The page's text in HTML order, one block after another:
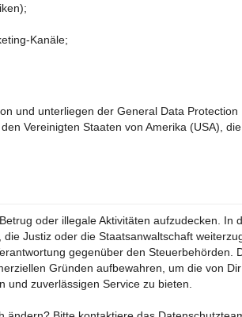
Kanäle;
und unterliegen der General Data
Vereinigten Staaten von Amerika (USA),
oder illegale Aktivitäten aufzudecken. In
Justiz oder die Staatsanwaltschaft
gegenüber den Steuerbehörden.
Gründen aufbewahren, um die von
und zuverlässigen Service zu bieten.